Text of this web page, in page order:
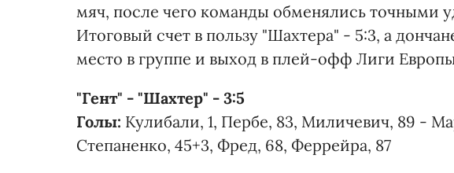
мяч, после чего команды обменялись точными
Итоговый счет в пользу "Шахтера" - 5:3, а
место в группе и выход в плей-офф Лиги
"Гент" - "Шахтер" - 3:5
Голы: Кулибали, 1, Пербе, 83, Миличевич, 89 -
Степаненко, 45+3, Фред, 68, Феррейра, 87